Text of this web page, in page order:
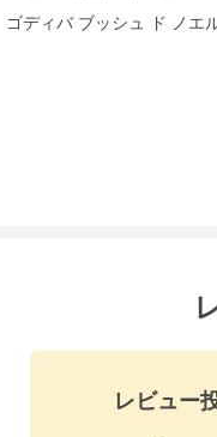
ゴディバ ブッシュ ド ノエ
レビュー